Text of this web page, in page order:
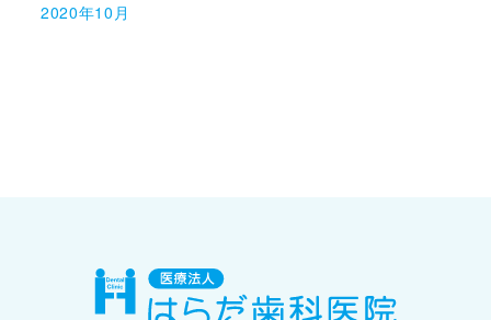
2020年10月